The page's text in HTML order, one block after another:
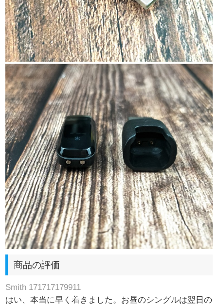
商品の評価
Smith 171717179911
はい、本当に早く着きました。お昼のシングルは翌日の